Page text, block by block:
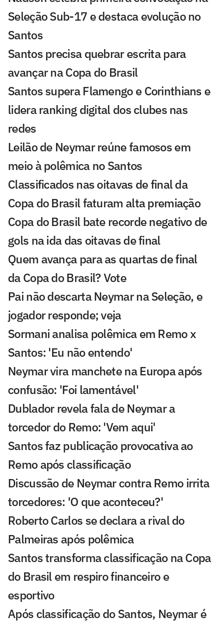
Seleção Sub-17 e destaca evolução no
Santos
Santos precisa quebrar escrita para
avançar na Copa do Brasil
Santos supera Flamengo e Corinthians e
lidera ranking digital dos clubes nas
redes
Leilão de Neymar reúne famosos em
meio à polêmica no Santos
Classificados nas oitavas de final da
Copa do Brasil faturam alta premiação
Copa do Brasil bate recorde negativo de
gols na ida das oitavas de final
Quem avança para as quartas de final
da Copa do Brasil? Vote
Pai não descarta Neymar na Seleção, e
jogador responde; veja
Sormani analisa polêmica em Remo x
Santos: 'Eu não entendo'
Neymar vira manchete na Europa após
confusão: 'Foi lamentável'
Dublador revela fala de Neymar a
torcedor do Remo: 'Vem aqui'
Santos faz publicação provocativa ao
Remo após classificação
Discussão de Neymar contra Remo irrita
torcedores: 'O que aconteceu?'
Roberto Carlos se declara a rival do
Palmeiras após polêmica
Santos transforma classificação na Copa
do Brasil em respiro financeiro e
esportivo
Após classificação do Santos, Neymar é